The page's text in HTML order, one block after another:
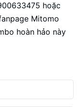
hoặc
Mitomo
hoàn hảo này